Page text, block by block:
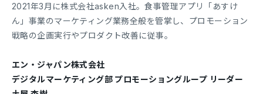
2021年3月に株式会社asken入社。食事管理アプリ「あすけ
ん」事業のマーケティング業務全般を管掌し、プロモーション
戦略の企画実行やプロダクト改善に従事。
エン・ジャパン株式会社
デジタルマーケティング部 プロモーショングループ リーダー